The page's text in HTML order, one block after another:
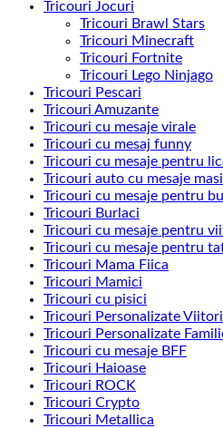
Tricouri Jocuri
Tricouri Brawl Stars
Tricouri Minecraft
Tricouri Fortnite
Tricouri Lego Ninjago
Tricouri Pescari
Tricouri Amuzante
Tricouri cu mesaje virale
Tricouri cu mesaj funny
Tricouri cu mesaje pentru
Tricouri auto cu mesaje
Tricouri cu mesaje pentru
Tricouri Burlaci
Tricouri cu mesaje pentru
Tricouri cu mesaje pentru
Tricouri Mama Fiica
Tricouri Mamici
Tricouri cu pisici
Tricouri Personalizate
Tricouri Personalizate
Tricouri cu mesaje BFF
Tricouri Haioase
Tricouri ROCK
Tricouri Crypto
Tricouri Metallica